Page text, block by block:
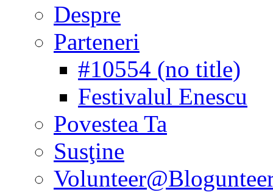
Despre
Parteneri
#10554 (no title)
Festivalul Enescu
Povestea Ta
Susţine